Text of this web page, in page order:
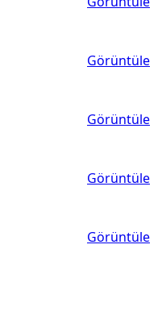
Görüntüle
Görüntüle
Görüntüle
Görüntüle